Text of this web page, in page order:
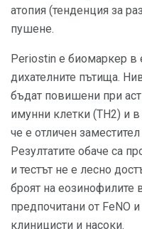
атопия (тенденция за
пушене.
Periostin е биомаркер в
дихателните пътища.
бъдат повишени при
имунни клетки (TH2) и
че е отличен
Резултатите обаче са
и тестът не е лесно
броят на еозинофилите
предпочитани от FeNO
клиницисти и насоки.